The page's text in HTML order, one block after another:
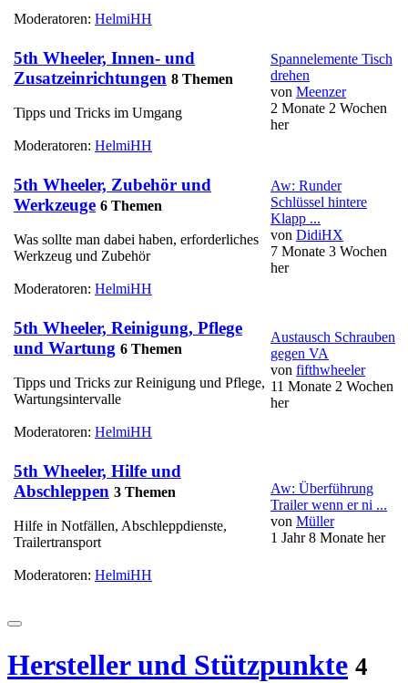
Moderatoren: HelmiHH
5th Wheeler, Innen- und
Zusatzeinrichtungen 8 Themen
Tipps und Tricks im Umgang
Moderatoren: HelmiHH
Spannelemente Tisch
drehen
von Meenzer
2 Monate 2 Wochen
her
5th Wheeler, Zubehör und
Werkzeuge 6 Themen
Was sollte man dabei haben, erforderliches
Werkzeug und Zubehör
Moderatoren: HelmiHH
Aw: Runder
Schlüssel hintere
Klapp ...
von DidiHX
7 Monate 3 Wochen
her
5th Wheeler, Reinigung, Pflege
und Wartung 6 Themen
Tipps und Tricks zur Reinigung und Pflege,
Wartungsintervalle
Moderatoren: HelmiHH
Austausch Schrauben
gegen VA
von fifthwheeler
11 Monate 2 Wochen
her
5th Wheeler, Hilfe und
Abschleppen 3 Themen
Hilfe in Notfällen, Abschleppdienste,
Trailertransport
Moderatoren: HelmiHH
Aw: Überführung
Trailer wenn er ni ...
von Müller
1 Jahr 8 Monate her
Hersteller und Stützpunkte 4